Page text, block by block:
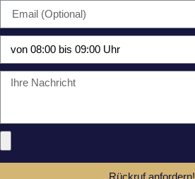
Rückruf anfordern!